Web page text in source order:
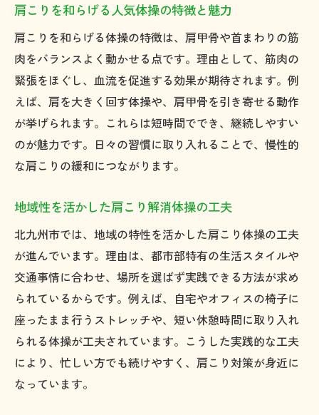
肩こりを和らげる人気体操の特徴と魅力
肩こりを和らげる体操の特徴は、肩甲骨や首まわりの筋
肉をバランスよく動かせる点です。理由として、筋肉の
緊張をほぐし、血流を促進する効果が期待されます。例
えば、肩を大きく回す体操や、肩甲骨を引き寄せる動作
が挙げられます。これらは短時間ででき、継続しやすい
のが魅力です。日々の習慣に取り入れることで、慢性的
な肩こりの緩和につながります。
地域性を活かした肩こり解消体操の工夫
北九州市では、地域の特性を活かした肩こり体操の工夫
が進んでいます。理由は、都市部特有の生活スタイルや
交通事情に合わせ、場所を選ばず実践できる方法が求め
られているからです。例えば、自宅やオフィスの椅子に
座ったまま行うストレッチや、短い休憩時間に取り入れ
られる体操が工夫されています。こうした実践的な工夫
により、忙しい方でも続けやすく、肩こり対策が身近に
なっています。